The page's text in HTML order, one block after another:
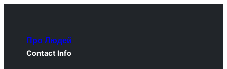
Про Людей
Contact Info